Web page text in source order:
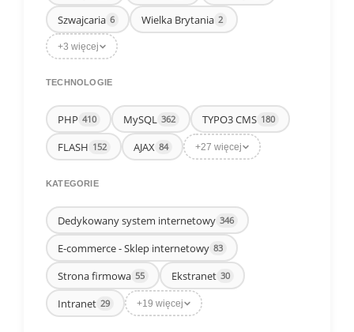
Szwajcaria 6 Wielka Brytania 2
+3 więcej
TECHNOLOGIE
PHP 410 MySQL 362 TYPO3 CMS 180
FLASH 152 AJAX 84 +27 więcej
KATEGORIE
Dedykowany system internetowy 346
E-commerce - Sklep internetowy 83
Strona firmowa 55 Ekstranet 30
Intranet 29 +19 więcej